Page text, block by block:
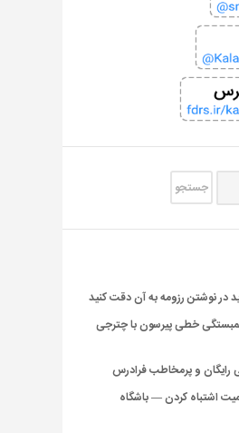
در نوشتن رزومه به آن دقت کنید
خطی پیرسون با چترجی
رایگان و پرمخاطب فرادرس
اشتباه کردن — باشگاه